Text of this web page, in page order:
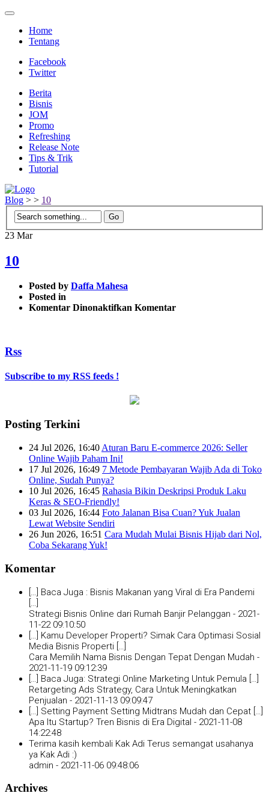
Home
Tentang
Facebook
Twitter
Berita
Bisnis
JOM
Promo
Refreshing
Release Note
Tips & Trik
Tutorial
Blog > > 10
23 Mar
10
Posted by Daffa Mahesa
Posted in
Komentar Dinonaktifkan pada
Komentar
Rss
Subscribe to my RSS feeds !
Posting Terkini
24 Jul 2026, 16:40 Aturan Baru E-commerce 2026: Seller
Online Wajib Paham Ini!
17 Jul 2026, 16:49 7 Metode Pembayaran Wajib Ada di Toko
Online, Sudah Punya?
10 Jul 2026, 16:45 Rahasia Bikin Deskripsi Produk Laku
Keras & SEO-Friendly!
03 Jul 2026, 16:44 Foto Jalanan Bisa Cuan? Yuk Jualan
Lewat Website Sendiri
26 Jun 2026, 16:51 Cara Mudah Mulai Bisnis Hijab dari Nol,
Coba Sekarang Yuk!
Komentar
[…] Baca Juga : Bisnis Makanan yang Viral di Era Pandemi
Strategi Bisnis Online dari Rumah Banjir Pelanggan - 2021-
11-22 09:10:50
[…] Kamu Developer Properti? Simak Cara Optimasi Sosial
Media Bisnis Properti […]
Cara Memilih Nama Bisnis Dengan Tepat Dengan Mudah -
2021-11-19 09:12:39
[…] Baca Juga: Strategi Online Marketing Untuk Pemula […]
Retargeting Ads Strategy, Cara Untuk Meningkatkan
Penjualan - 2021-11-13 09:09:47
[…] Setting Payment Setting Midtrans Mudah dan Cepat […]
Apa Itu Startup? Tren Bisnis di Era Digital - 2021-11-08
14:22:48
Terima kasih kembali Kak Adi Terus semangat usahanya
ya Kak Adi :)
admin - 2021-11-06 09:48:06
Archives